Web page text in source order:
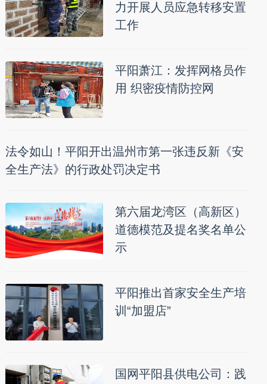
力开展人员应急转移安置
工作
平阳萧江：发挥网格员作
用 织密疫情防控网
法令如山！平阳开出温州市第一张违反新《安
全生产法》的行政处罚决定书
第六届龙湾区（高新区）
道德模范及提名奖名单公
示
平阳推出首家安全生产培
训“加盟店”
国网平阳县供电公司：践